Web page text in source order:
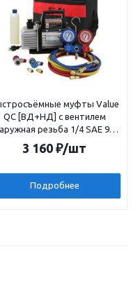
муфты Value
QC [ВД+НД] с вентилем
резьба 1/4 SAE 90
VHF-SA
3 160 ₽/шт
Подробнее